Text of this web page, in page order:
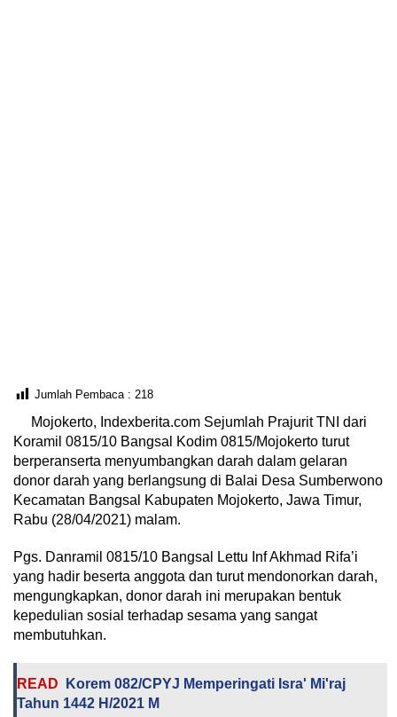
Jumlah Pembaca : 218
Mojokerto, Indexberita.com Sejumlah Prajurit TNI dari
Koramil 0815/10 Bangsal Kodim 0815/Mojokerto turut
berperanserta menyumbangkan darah dalam gelaran
donor darah yang berlangsung di Balai Desa Sumberwono
Kecamatan Bangsal Kabupaten Mojokerto, Jawa Timur,
Rabu (28/04/2021) malam.
Pgs. Danramil 0815/10 Bangsal Lettu Inf Akhmad Rifa’i
yang hadir beserta anggota dan turut mendonorkan darah,
mengungkapkan, donor darah ini merupakan bentuk
kepedulian sosial terhadap sesama yang sangat
membutuhkan.
READ
Korem 082/CPYJ Memperingati Isra' Mi'raj
Tahun 1442 H/2021 M